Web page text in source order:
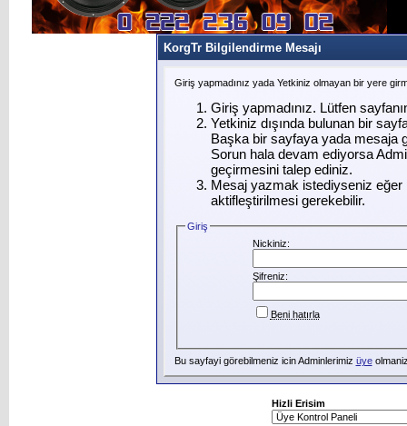
KorgTr Bilgilendirme Mesajı
Giriş yapmadınız yada Yetkiniz olmayan bir yere
Giriş yapmadınız. Lütfen
Yetkiniz dışında bulunan bir
Başka bir sayfaya yada mesaja
Sorun hala devam ediyorsa
geçirmesini talep ediniz.
Mesaj yazmak istediyseniz eğer
aktifleştirilmesi gerekebilir.
Giriş
Nickiniz:
Şifreniz:
Beni hatırla
Bu sayfayi görebilmeniz icin Adminlerimiz üye
Hizli Erisim